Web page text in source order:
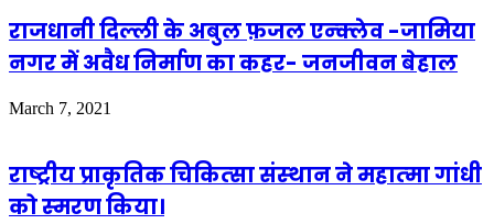
राजधानी दिल्ली के अबुल फ़जल एन्क्लेव -जामिया
नगर में अवैध निर्माण का कहर- जनजीवन बेहाल
March 7, 2021
राष्‍ट्रीय प्राकृतिक चिकित्‍सा संस्‍थान ने महात्‍मा गांधी
को स्‍मरण किया।